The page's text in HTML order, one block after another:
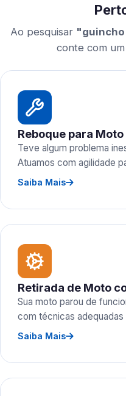
Ao pesquisar
conte com
Reboque para Moto
Teve algum problema
Atuamos com agilidade
Saiba Mais
Retirada de Moto
Sua moto parou de
com técnicas
Saiba Mais